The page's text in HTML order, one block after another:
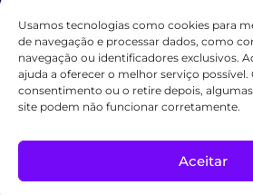
Usamos tecnologias como cookies para
de navegação e processar dados, como
navegação ou identificadores exclusivos.
ajuda a oferecer o melhor serviço possível.
consentimento ou o retire depois,
site podem não funcionar corretamente.
Aceitar
Este site não é um site
religiosa
Fale Conosco